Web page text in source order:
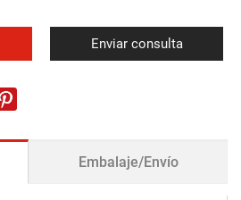
Enviar consulta
Embalaje/Envío